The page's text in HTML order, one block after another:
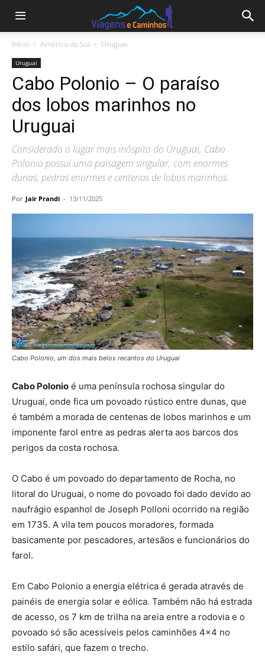
Início América do Sul Uruguai
Uruguai
Cabo Polonio – O paraíso
dos lobos marinhos no
Uruguai
Considerado o lugar mais inóspito do Uruguai, Cabo
Polonio possui uma paisagem singular, com enormes
dunas, pedras enormes e centenas de lobos marinhos.
Por Jair Prandi - 13/11/2025
Cabo Polonio, um dos mais belos recantos do Uruguai
Cabo Polonio é uma península rochosa singular do
Uruguai, onde fica um povoado rústico entre dunas, que
é também a morada de centenas de lobos marinhos e um
imponente farol entre as pedras alerta aos barcos dos
perigos da costa rochosa.
O Cabo é um povoado do departamento de Rocha, no
litoral do Uruguai, o nome do povoado foi dado devido ao
naufrágio espanhol de Joseph Polloni ocorrido na região
em 1735. A vila tem poucos moradores, formada
basicamente por pescadores, artesãos e funcionários do
farol.
Em Cabo Polonio a energia elétrica é gerada através de
painéis de energia solar e eólica. Também não há estrada
de acesso, os 7 km de trilha na areia entre a rodovia e o
povoado só são acessíveis pelos caminhões 4×4 no
estilo safári, que fazem o trecho.